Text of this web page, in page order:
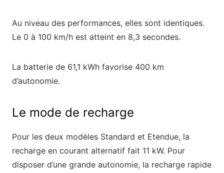
Au niveau des performances, elles sont identiques.
Le 0 à 100 km/h est atteint en 8,3 secondes.
La batterie de 61,1 kWh favorise 400 km
d’autonomie.
Le mode de recharge
Pour les deux modèles Standard et Etendue, la
recharge en courant alternatif fait 11 kW. Pour
disposer d’une grande autonomie, la recharge rapide